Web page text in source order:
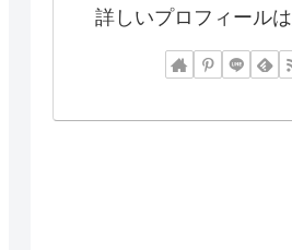
詳しいプロフィールは